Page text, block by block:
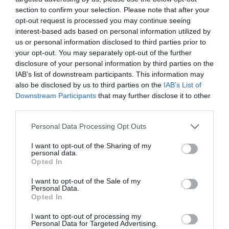
section to confirm your selection. Please note that after your
opt-out request is processed you may continue seeing
interest-based ads based on personal information utilized by
us or personal information disclosed to third parties prior to
your opt-out. You may separately opt-out of the further
disclosure of your personal information by third parties on the
IAB’s list of downstream participants. This information may
also be disclosed by us to third parties on the IAB’s List of
Downstream Participants that may further disclose it to other
Please note that this website/app uses one or more Google
not limited to your visit or usage behaviour. You may click to
grant or deny consent to Google and its third-party tags to
use your data for below specified purposes in below Google
consent section.
Personal Data Processing Opt Outs
I want to opt-out of the Sharing of my
personal data.
Opted In
I want to opt-out of the Sale of my
Personal Data.
Opted In
I want to opt-out of processing my
Personal Data for Targeted Advertising.
sör alkohol fogyasztás termelés magyarország